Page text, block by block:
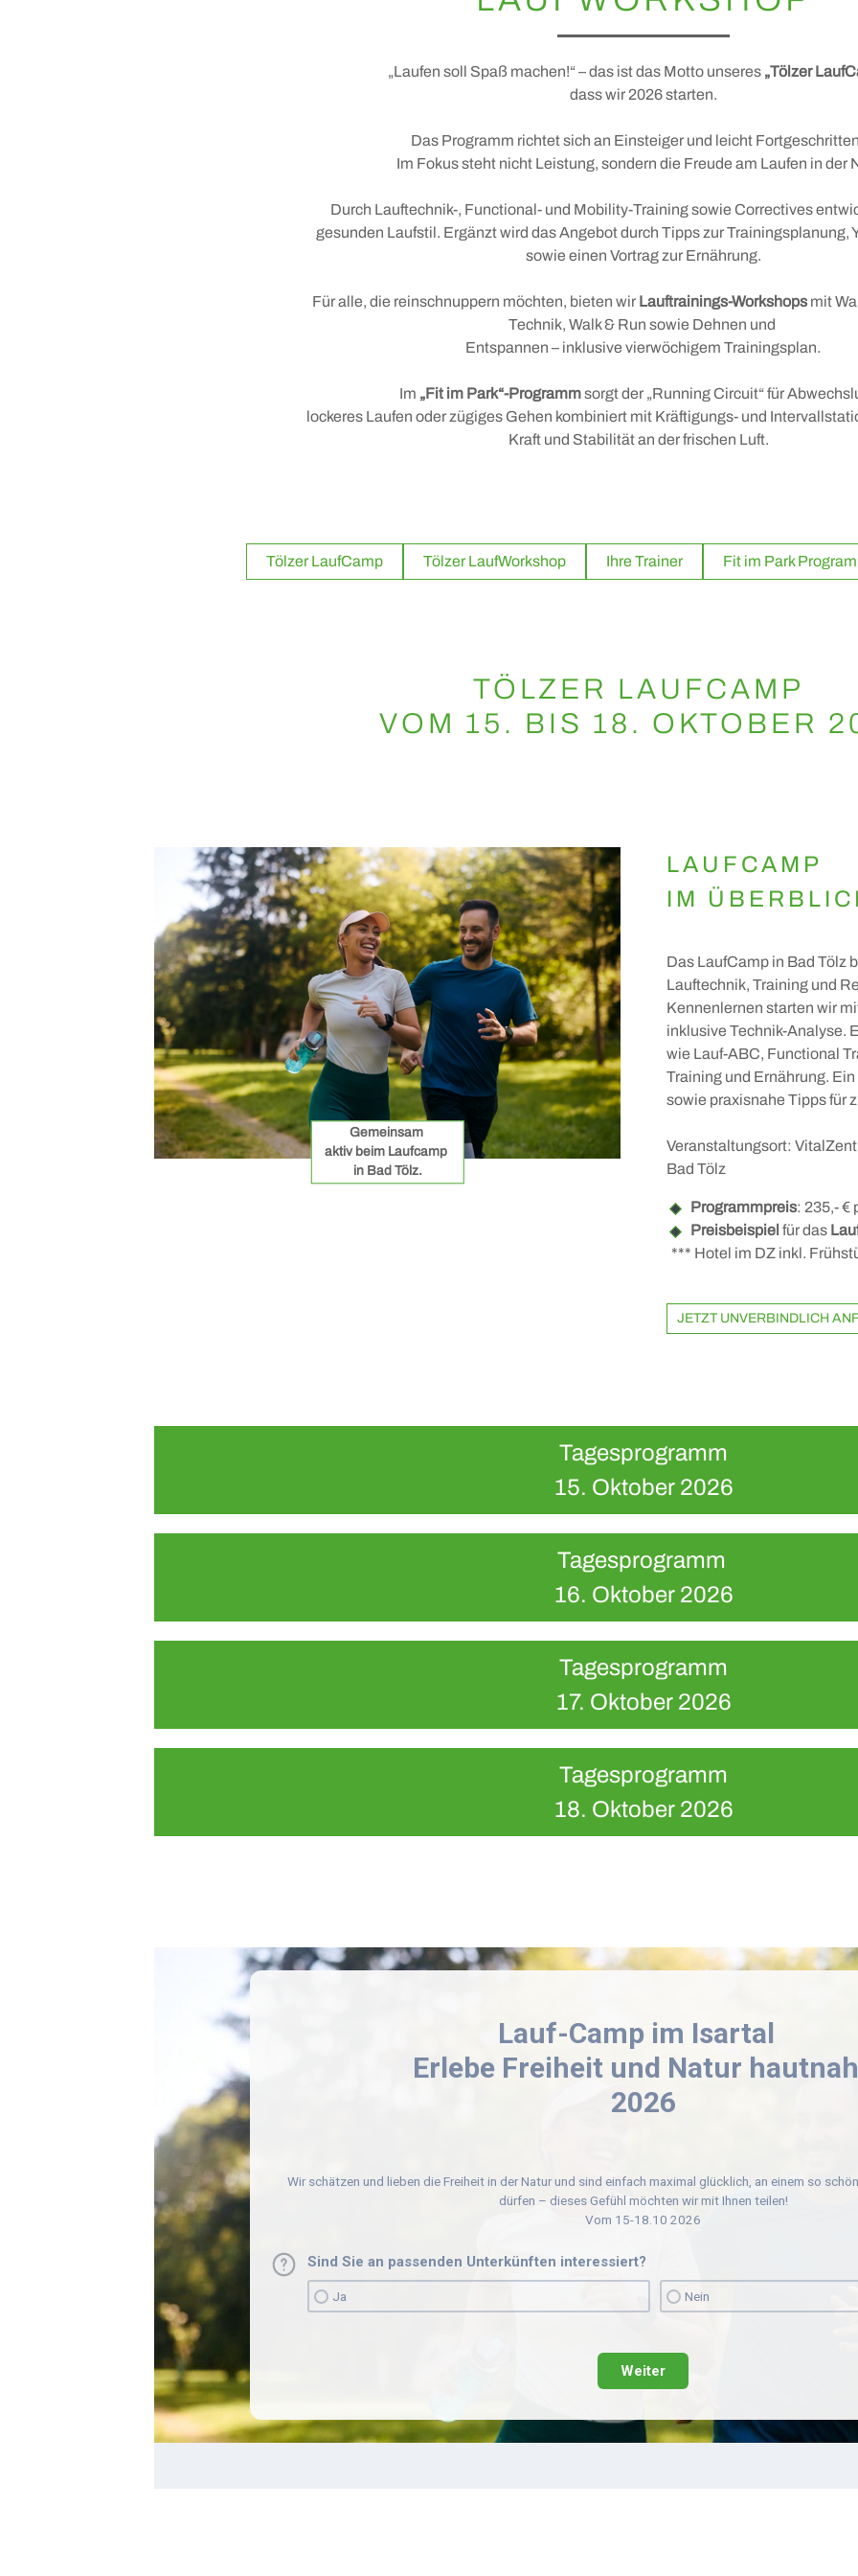
Thomas Mann in Bad Tölz
Thomas-Mann-Weg
Gabriel von Seidl
Konzerte & Kabarett
Knabenchor
Stadtkapelle
Tölzer Summer Sound
Stadt mit der besonderen Note
Tölzer Kunst und Kultur 65+
Tölzer Jazzkonzerte
ANSPRECHPARTNER
„Laufen soll Spaß machen!“ – das ist das Motto unseres „Tölzer
dass wir 2026 starten.
Das Programm richtet sich an Einsteiger und leicht
Im Fokus steht nicht Leistung, sondern die Freude am Laufen in der
Durch Lauftechnik-, Functional- und Mobility-Training sowie Correctives
gesunden Laufstil. Ergänzt wird das Angebot durch Tipps zur Trainingsplanung,
sowie einen Vortrag zur Ernährung.
Für alle, die reinschnuppern möchten, bieten wir Lauftrainings-Workshopsmit
Technik, Walk & Run sowie Dehnen und
Entspannen – inklusive vierwöchigem Trainingsplan.
Im „Fit im Park“-Programmsorgt der „Running Circuit“ für
lockeres Laufen oder zügiges Gehen kombiniert mit Kräftigungs- und
Kraft und Stabilität an der frischen Luft.
Tölzer LaufCamp Tölzer LaufWorkshop Ihre Trainer Fit im Park
TÖLZER LAUFCAMP
VOM 15. BIS 18. OKTOBER
Gemeinsam
aktiv beim Laufcamp
in Bad Tölz.
LAUFCAMP
IM
Das LaufCamp in Bad Tölz
Lauftechnik, Training und
Kennenlernen starten wir
inklusive Technik-Analyse.
wie Lauf-ABC, Functional
Training und Ernährung.
sowie praxisnahe Tipps für
Veranstaltungsort:
Bad Tölz
Programmpreis: 235,- €
Preisbeispiel für das
*** Hotel im DZ inkl.
JETZT UNVERBINDLICH
Tagesprogramm
15. Oktober 2026
Tagesprogramm
16. Oktober 2026
Tagesprogramm
17. Oktober 2026
Tagesprogramm
18. Oktober 2026